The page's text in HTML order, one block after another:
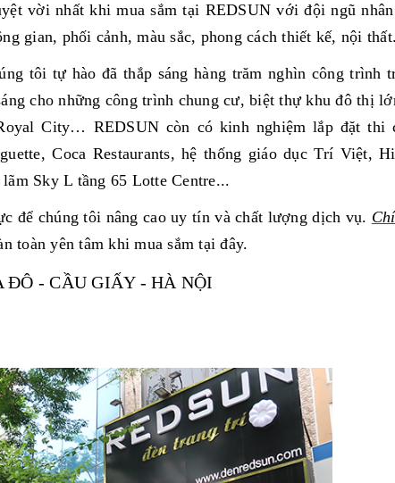
vời nhất khi mua sắm tại REDSUN với đội ngũ
gian, phối cảnh, màu sắc, phong cách thiết kế, nội thất.
tôi tự hào đã thắp sáng hàng trăm nghìn công trình
cho những công trình chung cư, biệt thự khu đô thị
City… REDSUN còn có kinh nghiệm lắp đặt thi
Coca Restaurants, hệ thống giáo dục Trí Việt,
Sky L tầng 65 Lotte Centre...
để chúng tôi nâng cao uy tín và chất lượng dịch vụ.
toàn yên tâm khi mua sắm tại đây.
ĐÔ - CẦU GIẤY - HÀ NỘI